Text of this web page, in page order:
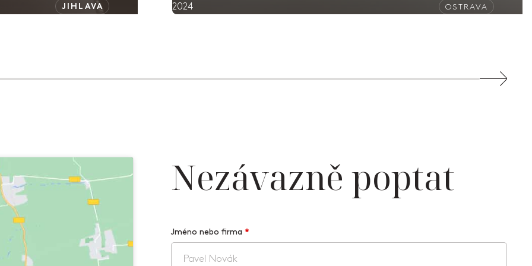
JIHLAVA 2024 OSTRAVA
Nezávazně poptat
Jméno nebo firma *